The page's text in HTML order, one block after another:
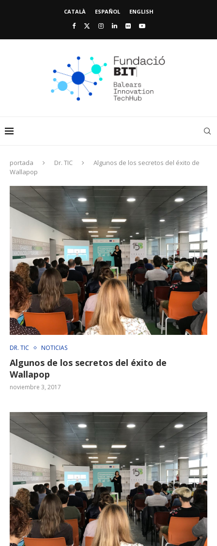
CATALÀ ESPAÑOL ENGLISH
portada Dr. TIC
Algunos de los secretos del éxito de
Wallapop
DR. TIC NOTICIAS
Algunos de los secretos del éxito de
Wallapop
noviembre 3, 2017